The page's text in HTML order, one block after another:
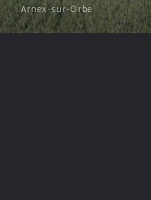
Arnex-sur-Orbe